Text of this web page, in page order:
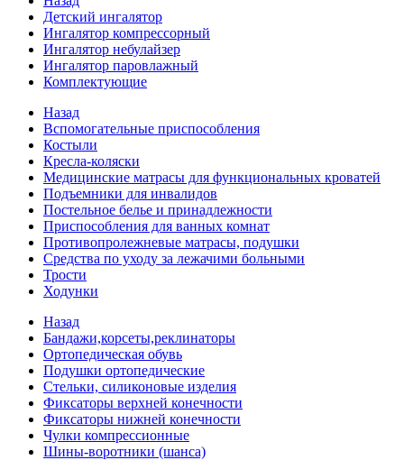
Детский ингалятор
Ингалятор компрессорный
Ингалятор небулайзер
Ингалятор паровлажный
Комплектующие
Назад
Вспомогательные приспособления
Костыли
Кресла-коляски
Медицинские матрасы для функциональных кроватей
Подъемники для инвалидов
Постельное белье и принадлежности
Приспособления для ванных комнат
Противопролежневые матрасы, подушки
Средства по уходу за лежачими больными
Трости
Ходунки
Назад
Бандажи,корсеты,реклинаторы
Ортопедическая обувь
Подушки ортопедические
Стельки, силиконовые изделия
Фиксаторы верхней конечности
Фиксаторы нижней конечности
Чулки компрессионные
Шины-воротники (шанса)